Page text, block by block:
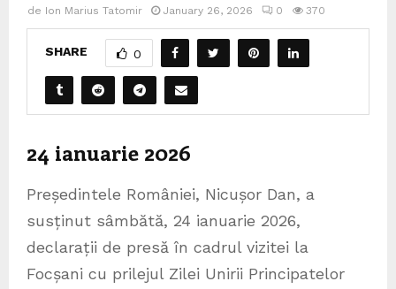
de Ion Marius Tatomir January 26, 2026 0 370
SHARE 0
24 ianuarie 2026
Președintele României, Nicușor Dan, a
susținut sâmbătă, 24 ianuarie 2026,
declarații de presă în cadrul vizitei la
Focșani cu prilejul Zilei Unirii Principatelor